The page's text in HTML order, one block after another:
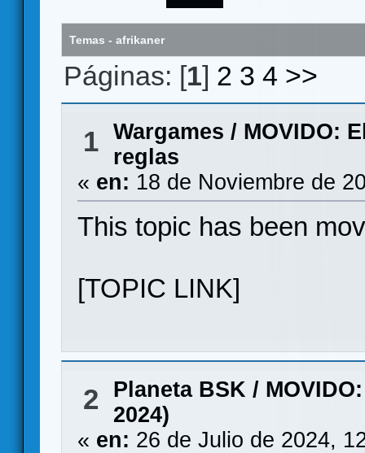
Temas - afrikaner
Páginas: [1] 2 3 4 >>
1 Wargames / MOVIDO:
reglas
« en: 18 de Noviembre de
This topic has been
[TOPIC LINK]
2 Planeta BSK /
2024)
« en: 26 de Julio de 2024,